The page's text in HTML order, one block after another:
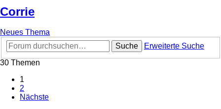
Corrie
Neues Thema
Suche
Erweiterte Suche
30 Themen
1
2
Nächste